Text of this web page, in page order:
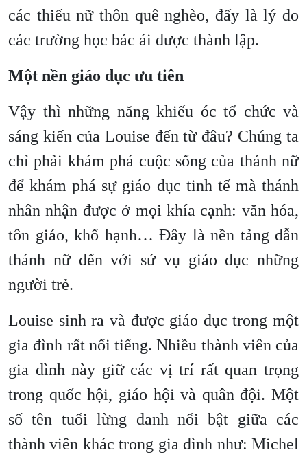
các thiếu nữ thôn quê nghèo, đấy là lý do
các trường học bác ái được thành lập.
Một nền giáo dục ưu tiên
Vậy thì những năng khiếu óc tổ chức và
sáng kiến của Louise đến từ đâu? Chúng ta
chỉ phải khám phá cuộc sống của thánh nữ
để khám phá sự giáo dục tinh tế mà thánh
nhân nhận được ở mọi khía cạnh: văn hóa,
tôn giáo, khổ hạnh… Đây là nền tảng dẫn
thánh nữ đến với sứ vụ giáo dục những
người trẻ.
Louise sinh ra và được giáo dục trong một
gia đình rất nổi tiếng. Nhiều thành viên của
gia đình này giữ các vị trí rất quan trọng
trong quốc hội, giáo hội và quân đội. Một
số tên tuổi lừng danh nổi bật giữa các
thành viên khác trong gia đình như: Michel